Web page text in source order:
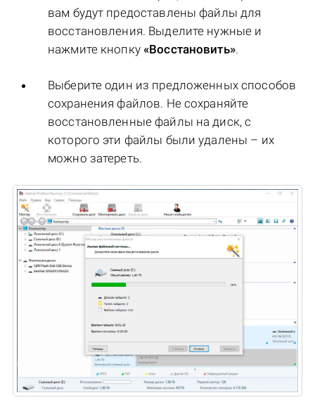
вам будут предоставлены файлы для
восстановления. Выделите нужные и
нажмите кнопку «Восстановить».
Выберите один из предложенных способов
сохранения файлов. Не сохраняйте
восстановленные файлы на диск, с
которого эти файлы были удалены – их
можно затереть.